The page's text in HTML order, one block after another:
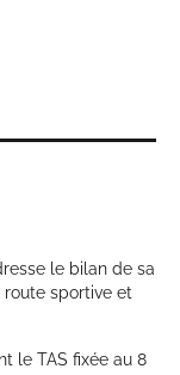
le bilan de sa
route sportive et
le TAS fixée au 8